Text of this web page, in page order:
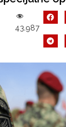
43.987